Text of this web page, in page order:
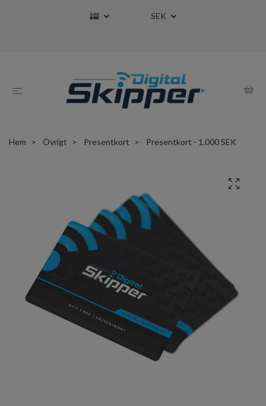
SEK
Hem Övrigt Presentkort Presentkort - 1.000 SEK